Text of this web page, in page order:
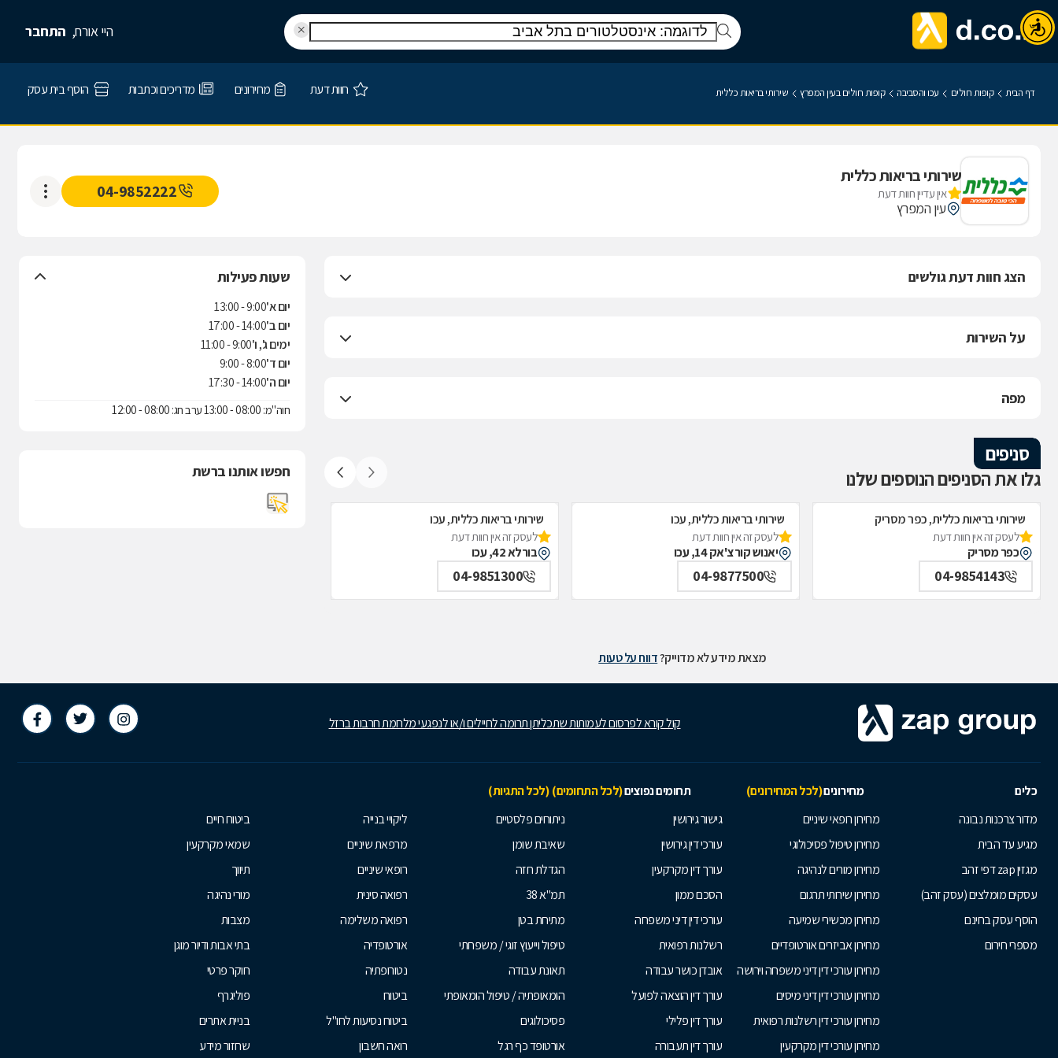
היי אורח, התחבר
דף הבית קופות חולים עכו והסביבה קופות חולים בעין המפרץ שירותי בריאות כללית חוות דעת מחירונים מדריכים וכתבות הוסף בית עסק
שירותי בריאות כללית
אין עדיין חוות דעת
עין המפרץ
04-9852222
הצג חוות דעת גולשים
על השירות
מפה
סניפים
גלו את הסניפים הנוספים שלנו
שירותי בריאות כללית, כפר מסריק
לעסק זה אין חוות דעת
כפר מסריק
04-9854143
שירותי בריאות כללית, עכו
לעסק זה אין חוות דעת
יאנוש קורצ'אק 14, עכו
04-9877500
שירותי בריאות כללית, עכו
לעסק זה אין חוות דעת
בורלא 42, עכו
04-9851300
שעות פעילות
יום א'9:00 - 13:00
יום ב'14:00 - 17:00
ימים ג', ו'9:00 - 11:00
יום ד'8:00 - 9:00
יום ה'14:00 - 17:30
חוה"מ: 08:00 - 13:00 ערב חג: 08:00 - 12:00
חפשו אותנו ברשת
מצאת מידע לא מדוייק?דווח על טעות
קול קורא לפרסום לעמותות שתכליתן תרומה לחיילים ו/או לנפגעי מלחמת חרבות ברזל
כלים מחירונים(לכל המחירונים) תחומים נפוצים(לכל התחומים) (לכל התגיות)
מדור צרכנות נבונה
מגיע עד הבית
מגזין zap דפי זהב
עסקים מומלצים (עסק זהב)
הוסף עסק בחינם
מספרי חירום
מחירון רופאי שיניים
מחירון טיפול פסיכולוגי
מחירון מורים לנהיגה
מחירון שירותי תרגום
מחירון מכשירי שמיעה
מחירון אביזרים אורטופדיים
מחירון עורכי דין דיני משפחה וירושה
מחירון עורכי דין דיני מיסים
מחירון עורכי דין רשלנות רפואית
מחירון עורכי דין מקרקעין
גישור גירושין
עורכי דין גירושין
עורך דין מקרקעין
הסכם ממון
עורכי דין דיני משפחה
רשלנות רפואית
אובדן כושר עבודה
עורך דין הוצאה לפועל
עורך דין פלילי
עורך דין תעבורה
ניתוחים פלסטיים
שאיבת שומן
הגדלת חזה
תמ"א 38
מתיחת בטן
טיפול וייעוץ זוגי / משפחתי
תאונת עבודה
הומאופתיה / טיפול הומאופתי
פסיכולוגים
אורטופד כף רגל
ליקויי בנייה
מרפאת שיניים
רופאי שיניים
רפואה סינית
רפואה משלימה
אורטופדיה
נטורופתיה
ביטוח
ביטוח נסיעות לחו"ל
רואה חשבון
ביטוח חיים
שמאי מקרקעין
תיווך
מורי נהיגה
מצבות
בתי אבות ודיור מוגן
חוקר פרטי
פוליגרף
בניית אתרים
שחזור מידע